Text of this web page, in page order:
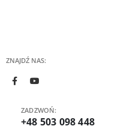
ZNAJDŹ NAS:
ZADZWOŃ:
+48 503 098 448